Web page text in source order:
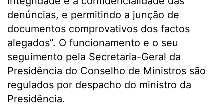
denúncias, e permitindo a junção de
documentos comprovativos dos factos
alegados”. O funcionamento e o seu
seguimento pela Secretaria-Geral da
Presidência do Conselho de Ministros são
regulados por despacho do ministro da
Presidência.